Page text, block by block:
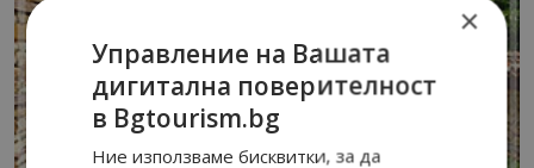
×
Управление на Вашата
дигитална поверителност
в Bgtourism.bg
Ние използваме бисквитки, за да